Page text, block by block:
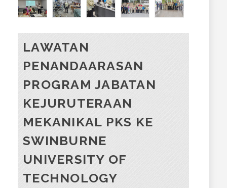
LAWATAN
PENANDAARASAN
PROGRAM JABATAN
KEJURUTERAAN
MEKANIKAL PKS KE
SWINBURNE
UNIVERSITY OF
TECHNOLOGY